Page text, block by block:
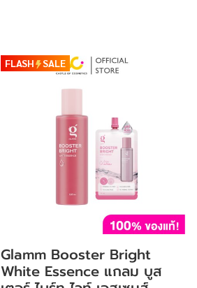
FLASH SALE
Glamm Booster Bright
White Essence แกลม บูส